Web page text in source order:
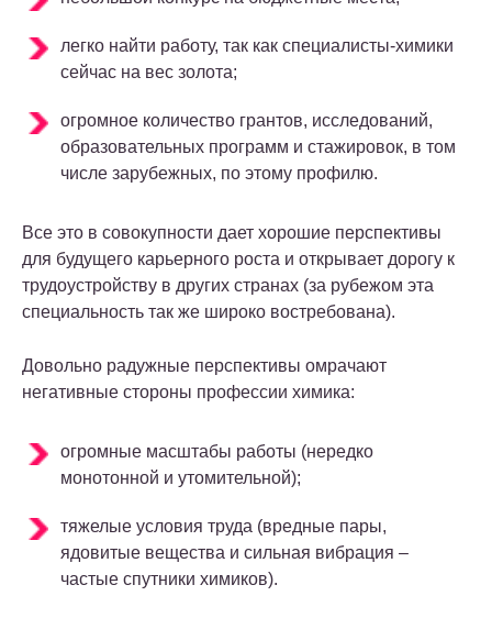
легко найти работу, так как специалисты-химики
сейчас на вес золота;
огромное количество грантов, исследований,
образовательных программ и стажировок, в том
числе зарубежных, по этому профилю.
Все это в совокупности дает хорошие перспективы
для будущего карьерного роста и открывает дорогу к
трудоустройству в других странах (за рубежом эта
специальность так же широко востребована).
Довольно радужные перспективы омрачают
негативные стороны профессии химика:
огромные масштабы работы (нередко
монотонной и утомительной);
тяжелые условия труда (вредные пары,
ядовитые вещества и сильная вибрация –
частые спутники химиков).